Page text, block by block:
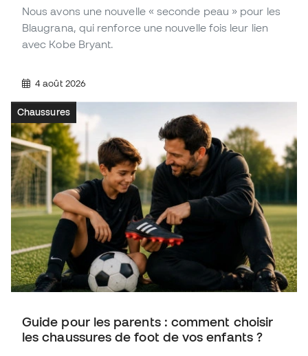
Nous avons une nouvelle « seconde peau » pour les
Blaugrana, qui renforce une nouvelle fois leur lien
avec Kobe Bryant.
4 août 2026
Chaussures
Guide pour les parents : comment choisir
les chaussures de foot de vos enfants ?